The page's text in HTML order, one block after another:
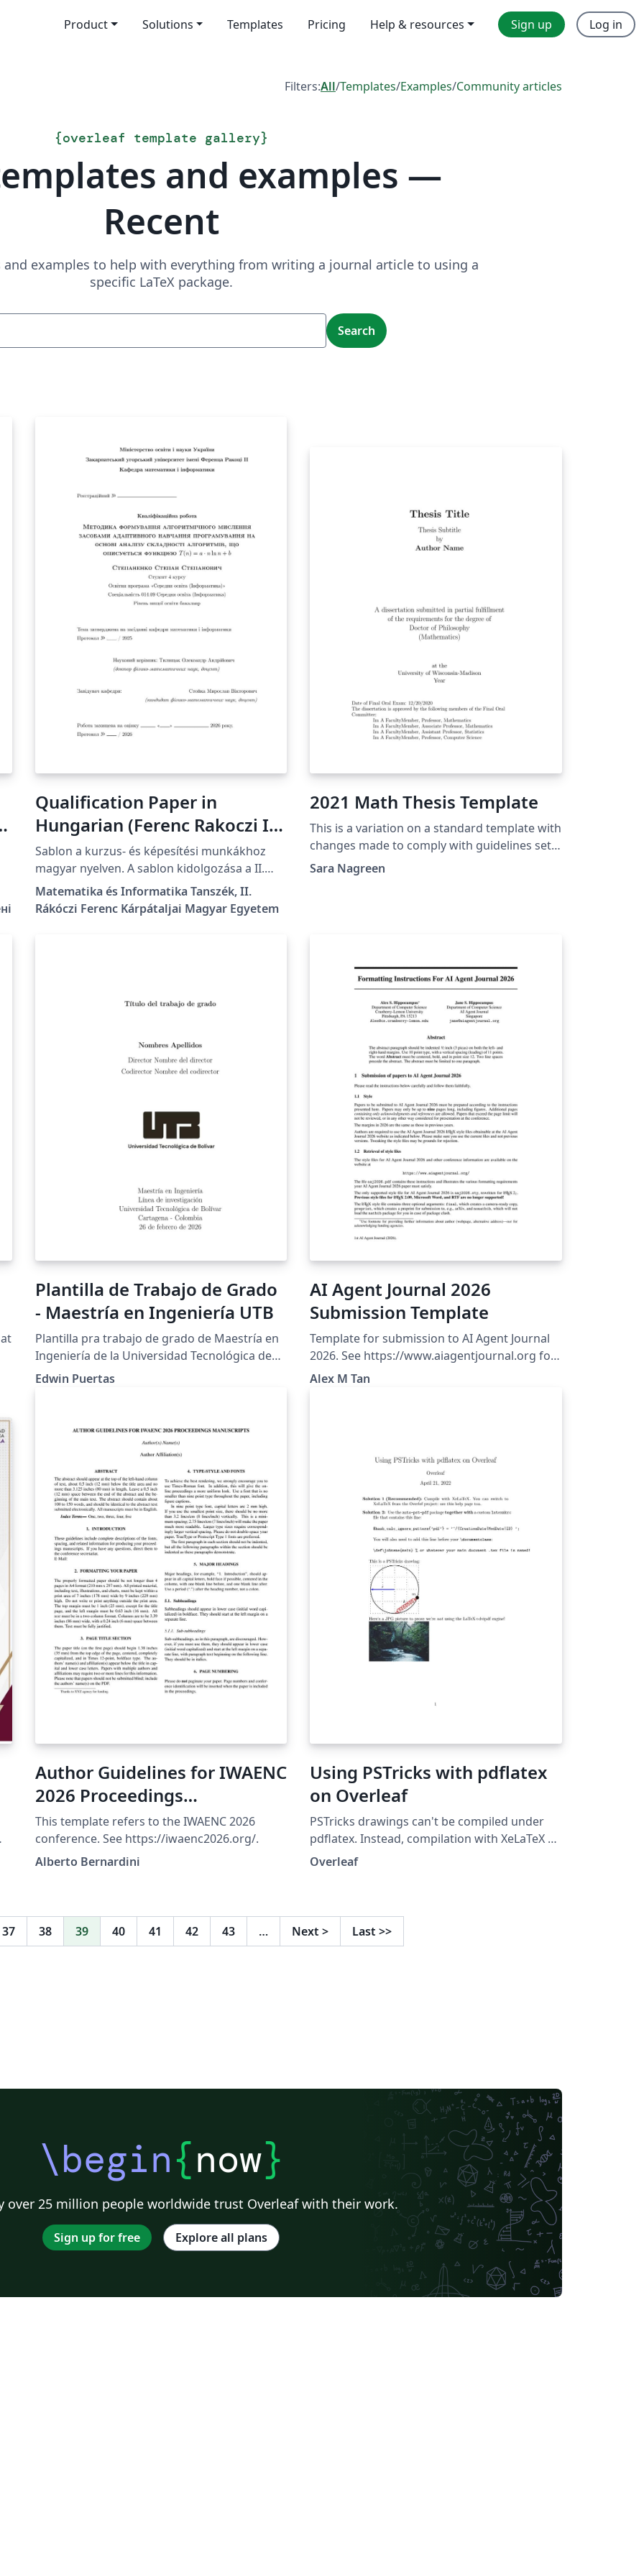
Product Solutions Templates Pricing Help & resources Sign up Log in
Filters:All/Templates/Examples/Community articles
{overleaf template gallery}
and examples —
Recent
and examples to help with everything from writing a journal article to using a
specific LaTeX package.
Search
Qualification Paper in
Hungarian (Ferenc Rakoczi II
Transcarpathian Hungarian
University)
Sablon a kurzus- és képesítési munkákhoz
magyar nyelven. A sablon kidolgozása a II.
Rákóczi Ferenc Kárpátaljai Magyar Egyetem
előírásainak megfelelően történt. A részletes
formázási útmutató itt található:
Matematika és Informatika Tanszék, II.
Rákóczi Ferenc Kárpátaljai Magyar Egyetem
2021 Math Thesis Template
This is a variation on a standard template with
changes made to comply with guidelines set
forth by the UW-Madison Graduate School.
Sara Nagreen
Plantilla de Trabajo de Grado
- Maestría en Ingeniería UTB
Plantilla pra trabajo de grado de Maestría en
Ingeniería de la Universidad Tecnológica de
Bolívar. https://www.utb.edu.co/la-
content/uploads/2021/04/2020_05_14_cac_res
_trabajos_de_grado_facultad_de_ingenieria_0.
Edwin Puertas
AI Agent Journal 2026
Submission Template
Template for submission to AI Agent Journal
2026. See https://www.aiagentjournal.org for
more details.
Alex M Tan
Author Guidelines for IWAENC
2026 Proceedings
Manuscripts
This template refers to the IWAENC 2026
conference. See https://iwaenc2026.org/.
Alberto Bernardini
Using PSTricks with pdflatex
on Overleaf
PSTricks drawings can't be compiled under
pdflatex. Instead, compilation with XeLaTeX or
LuaLaTeX is preferred if you need to use
PStricks with pdflatex using auto-pst-pdf on
Overleaf (But you still can't use .jpg/.png/.pdf
Overleaf
37 38 39 40 41 42 43 … Next > Last >>
\begin{now}
over 25 million people worldwide trust Overleaf with their work.
Sign up for free Explore all plans